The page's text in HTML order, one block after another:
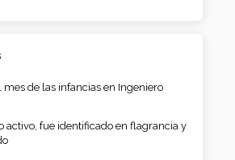
mes de las infancias en Ingeniero
activo, fue identificado en flagrancia y